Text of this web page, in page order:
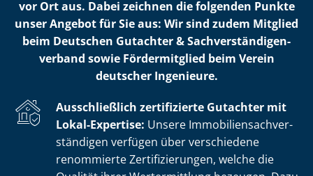
vor Ort aus. Dabei zeichnen die folgenden Punkte
unser Angebot für Sie aus: Wir sind zudem Mitglied
beim Deutschen Gutachter & Sach­ver­stän­di­gen­
ver­band sowie Fördermitglied beim Verein
deutscher Ingenieure.
Ausschließlich zertifizierte Gutachter mit
Lokal-Expertise: Unsere Im­mo­bi­li­en­sach­ver­
stän­di­gen verfügen über verschiedene
renommierte Zer­ti­fi­zie­run­gen, welche die